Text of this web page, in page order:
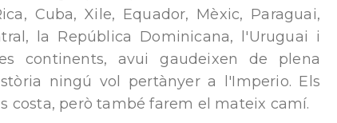
Cuba, Xile, Equador, Mèxic, Paraguai,
la República Dominicana, l'Uruguai i
continents, avui gaudeixen de plena
ningú vol pertànyer a l'Imperio. Els
costa, però també farem el mateix camí.